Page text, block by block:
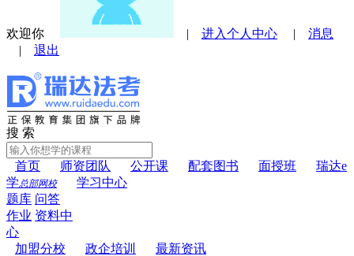
欢迎你 | 进入个人中心 | 消息
| 退出
搜 索
首页 师资团队 公开课 配套图书 面授班
瑞达e
学总部网校
学习中心
题库 问答
作业 资料中
心
加盟分校
政企培训 最新资讯